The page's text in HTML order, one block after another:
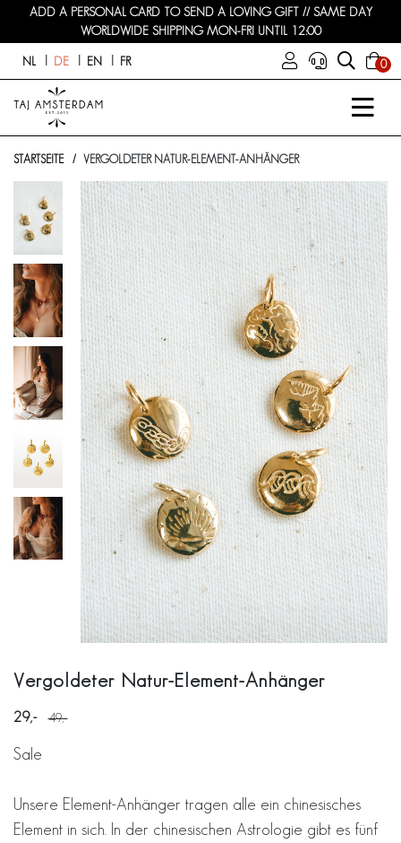
ADD A PERSONAL CARD TO SEND A LOVING GIFT // SAME DAY
WORLDWIDE SHIPPING MON-FRI UNTIL 12:00
NL DE EN FR 0
STARTSEITE VERGOLDETER NATUR-ELEMENT-ANHÄNGER
Vergoldeter Natur-Element-Anhänger
29 49
Sale
Unsere Element-Anhänger tragen alle ein chinesisches
Element in sich. In der chinesischen Astrologie gibt es fünf